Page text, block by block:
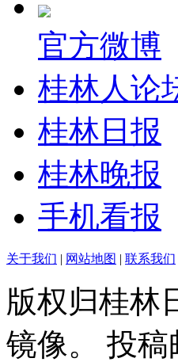
官方微博
桂林人论
桂林日报
桂林晚报
手机看报
关于我们 | 网站地图 | 联系我们
版权归桂林
镜像。 投稿